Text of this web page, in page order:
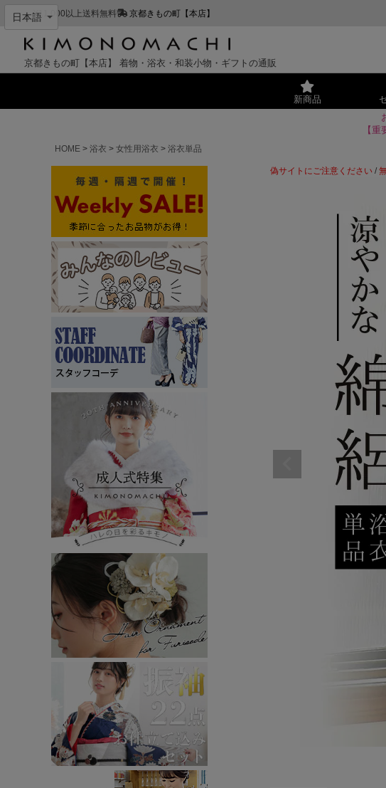
¥11,000以上送料無料 京都きもの町【本店】
京都きもの町【本店】 着物・浴衣・和装小物・ギフトの通販
新商品
【
HOME
浴衣 女性用浴衣 浴衣単品
偽サイトにご注意ください /